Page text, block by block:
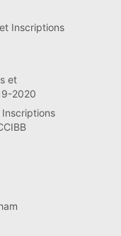
Inscriptions
et
2020